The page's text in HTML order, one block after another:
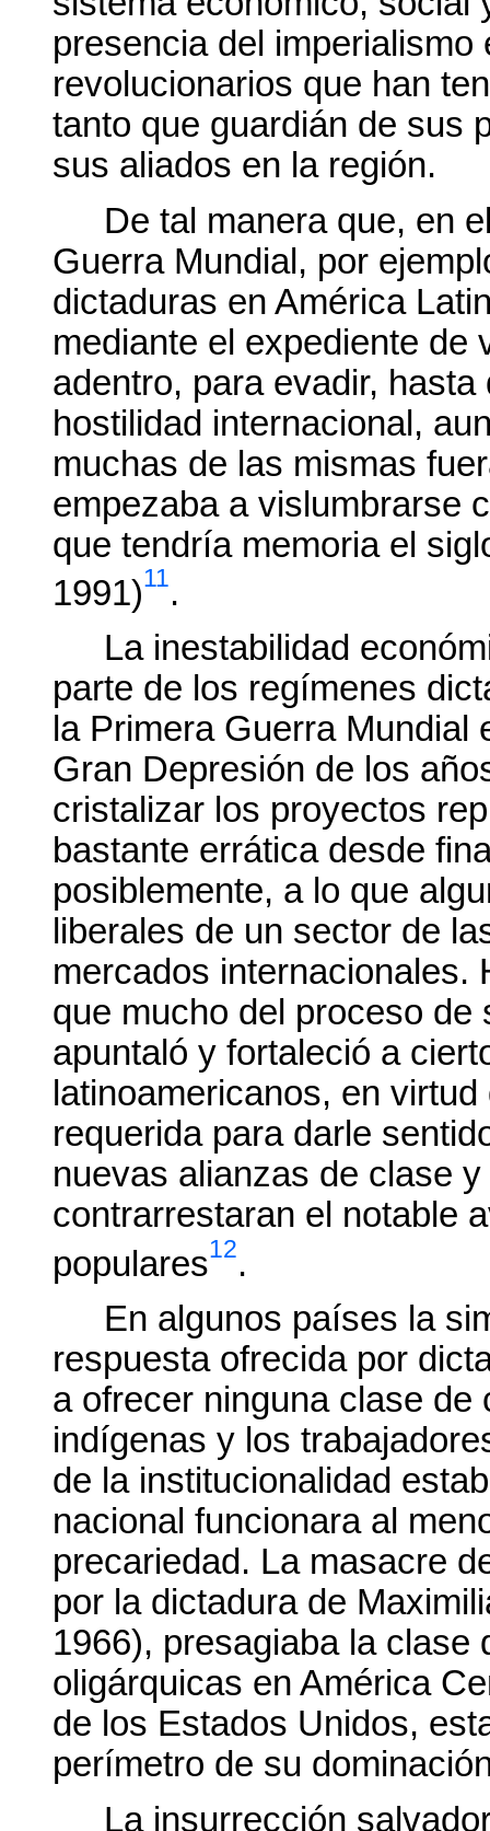
presencia del
revolucionarios que han
tanto que guardián de sus
sus aliados en la región.
De tal manera que, en
Guerra Mundial, por
dictaduras en América
mediante el expediente de
adentro, para evadir,
hostilidad internacional,
muchas de las mismas
empezaba a vislumbrarse
que tendría memoria el
1991)11.
La inestabilidad
parte de los regímenes
la Primera Guerra
Gran Depresión de los
cristalizar los proyectos
bastante errática desde
posiblemente, a lo que
liberales de un sector de
mercados internacionales.
que mucho del proceso
apuntaló y fortaleció a
latinoamericanos, en
requerida para darle
nuevas alianzas de clase
contrarrestaran el notable
populares12.
En algunos países la
respuesta ofrecida por
a ofrecer ninguna clase
indígenas y los
de la institucionalidad
nacional funcionara al
precariedad. La masacre
por la dictadura de
1966), presagiaba la clase
oligárquicas en América
de los Estados Unidos,
perímetro de su
La insurrección